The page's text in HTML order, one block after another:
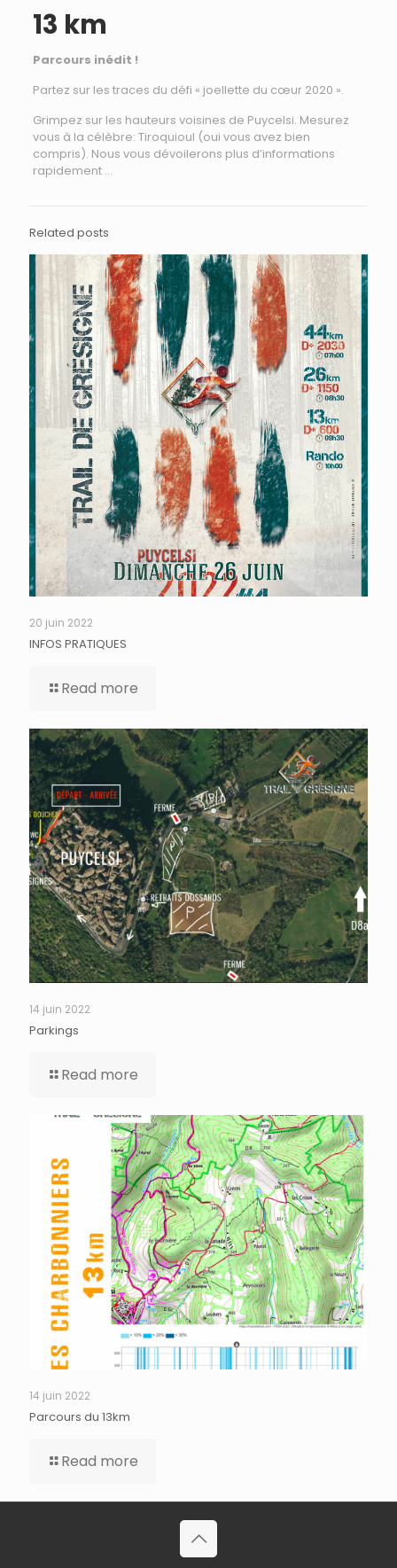
13 km
Parcours inédit !
Partez sur les traces du défi « joellette du cœur 2020 ».
Grimpez sur les hauteurs voisines de Puycelsi. Mesurez
vous à la célèbre: Tiroquioul (oui vous avez bien
compris). Nous vous dévoilerons plus d’informations
rapidement …
Related posts
20 juin 2022
INFOS PRATIQUES
Read more
14 juin 2022
Parkings
Read more
14 juin 2022
Parcours du 13km
Read more